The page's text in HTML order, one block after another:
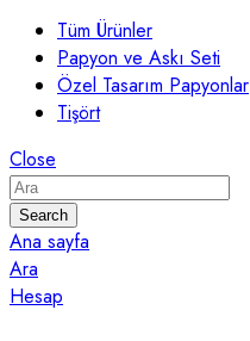
Tüm Ürünler
Papyon ve Askı Seti
Özel Tasarım Papyonlar
Tişört
Close
Search
Ana sayfa
Ara
Hesap